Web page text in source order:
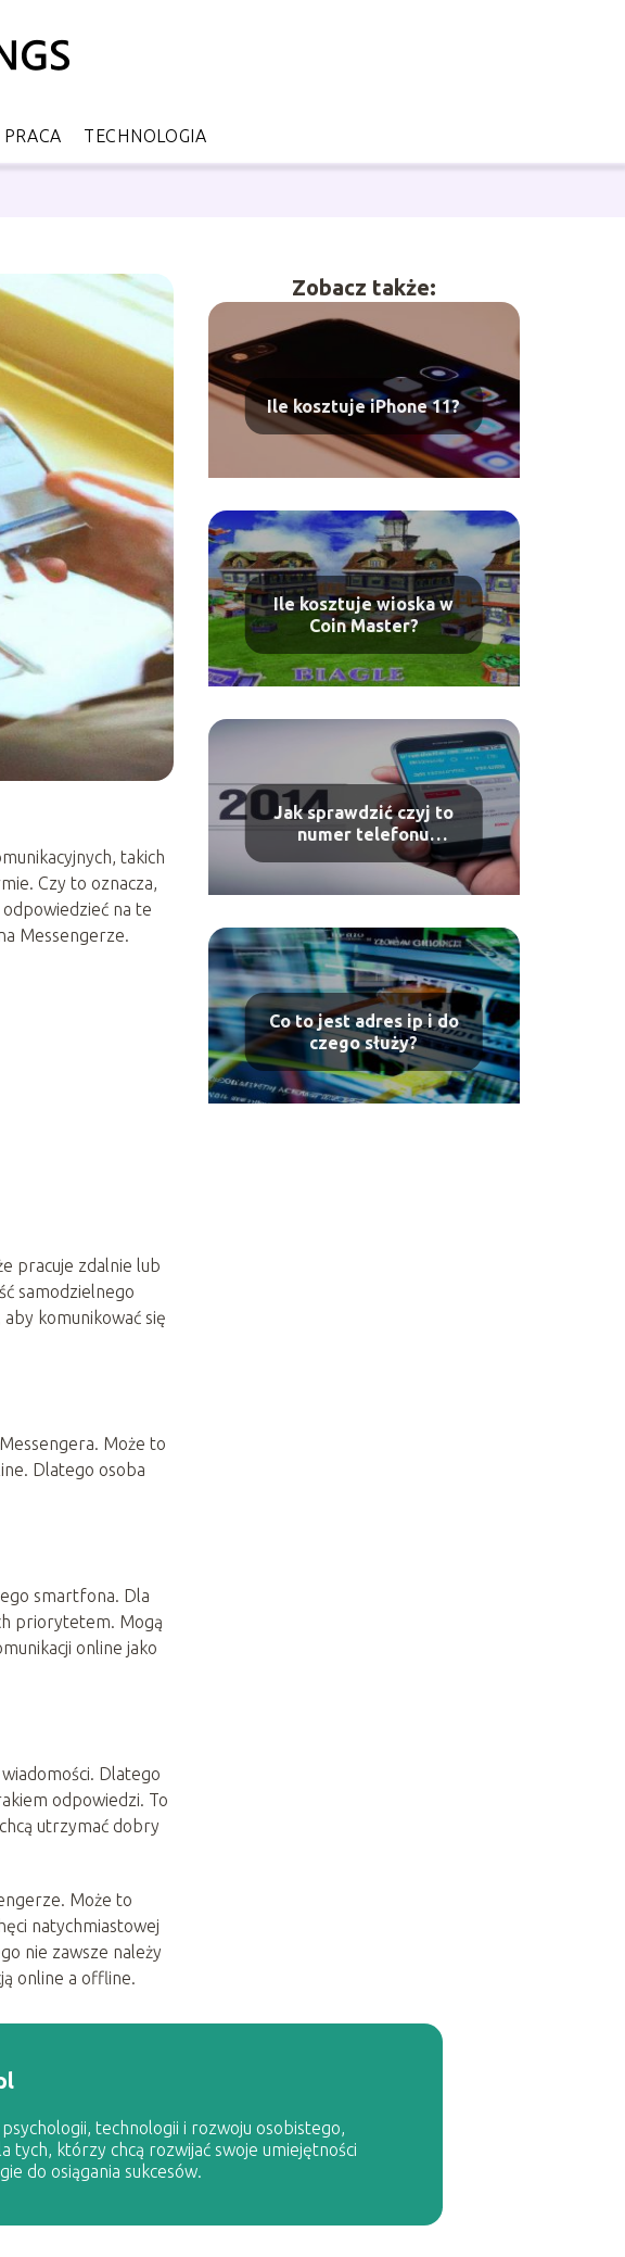
PRACA TECHNOLOGIA
takich
Czy to oznacza,
odpowiedzieć na te
Messengerze.
pracuje zdalnie lub
samodzielnego
komunikować się
Może to
Dlatego osoba
smartfona. Dla
priorytetem. Mogą
online jako
Dlatego
odpowiedzi. To
utrzymać dobry
Może to
natychmiastowej
nie zawsze należy
online a offline.
Zobacz także:
Ile kosztuje iPhone 11?
Ile kosztuje wioska w
Coin Master?
Jak sprawdzić czyj to
numer telefonu
komórkowego?
Co to jest adres ip i do
czego służy?
technologii i rozwoju osobistego,
tych, którzy chcą rozwijać swoje umiejętności
do osiągania sukcesów.